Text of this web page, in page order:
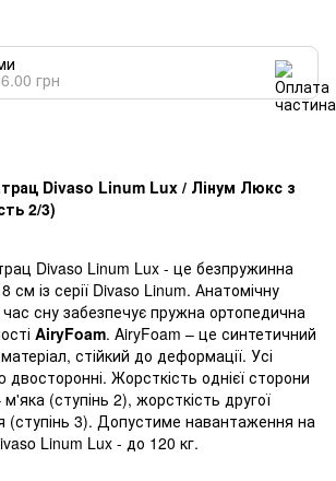
грн
Divaso Linum Lux / Лінум Люкс з
2/3)
Divaso Linum Lux - це безпружинна
із серії Divaso Linum. Анатомічну
час сну забезпечує пружна ортопедична
AiryFoam. AiryFoam – це синтетичний
стійкий до деформації. Усі
двосторонні. Жорсткість однієї сторони
(ступінь 2), жорсткість другої
(ступінь 3). Допустиме навантаження на
Linum Lux - до 120 кг.